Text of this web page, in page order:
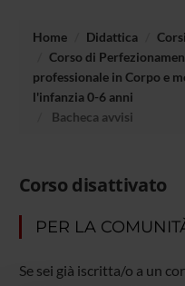
Home Didattica
Corso di
professionale in Corpo e
l'infanzia 0-6 anni
Bacheca avvisi
Corso disattivato
PER LA
Se sei già iscritta/o a un